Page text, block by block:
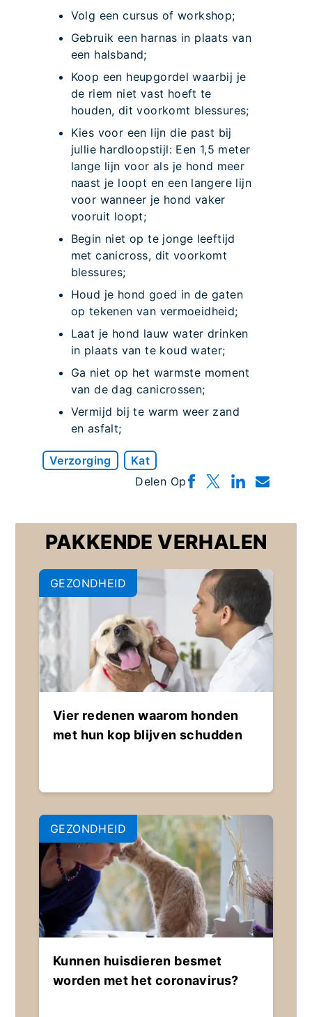
Volg een cursus of workshop;
Gebruik een harnas in plaats van
een halsband;
Koop een heupgordel waarbij je
de riem niet vast hoeft te
houden, dit voorkomt blessures;
Kies voor een lijn die past bij
jullie hardloopstijl: Een 1,5 meter
lange lijn voor als je hond meer
naast je loopt en een langere lijn
voor wanneer je hond vaker
vooruit loopt;
Begin niet op te jonge leeftijd
met canicross, dit voorkomt
blessures;
Houd je hond goed in de gaten
op tekenen van vermoeidheid;
Laat je hond lauw water drinken
in plaats van te koud water;
Ga niet op het warmste moment
van de dag canicrossen;
Vermijd bij te warm weer zand
en asfalt;
Verzorging
Kat
Delen Op
PAKKENDE VERHALEN
GEZONDHEID
Vier redenen waarom honden
met hun kop blijven schudden
GEZONDHEID
Kunnen huisdieren besmet
worden met het coronavirus?